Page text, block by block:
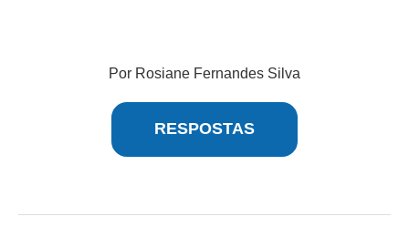
Por Rosiane Fernandes Silva
RESPOSTAS